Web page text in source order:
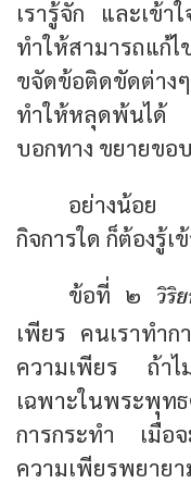
เรารู้จัก และเข้า
ทำให้สามารถแก้
ขจัดข้อติดขัดต่า
ทำให้หลุดพ้นได้
บอกทาง ขยายขอ
อย่างน้อย
กิจการใด ก็ต้องรู้
ข้อที่ ๒ วิริ
เพียร คนเราทำก
ความเพียร ถ้าไ
เฉพาะในพระพุท
การกระทำ เมื่อจ
ความเพียรพยาย